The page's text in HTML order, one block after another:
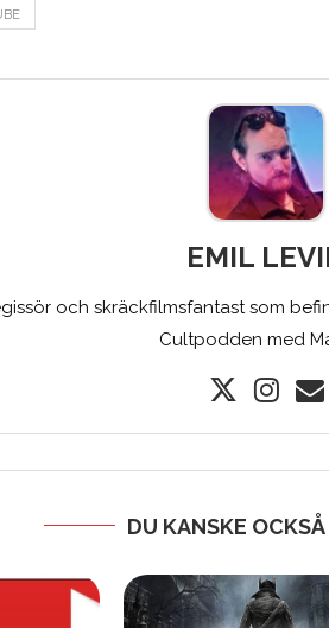
EMIL
och skräckfilmsfantast som
Cultpodden med
DU KANSKE